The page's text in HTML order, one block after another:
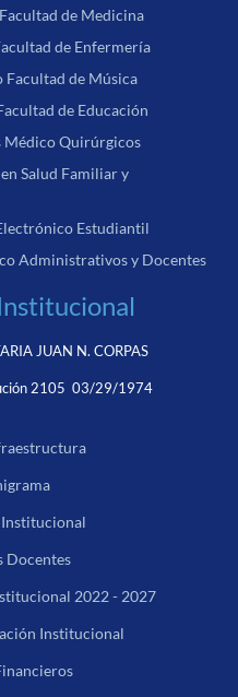
de Medicina
de Enfermería
Facultad de Música
de Educación
Médico Quirúrgicos
Salud Familiar y
Estudiantil
Administrativos y Docentes
JUAN N. CORPAS
2105 03/29/1974
Docentes
2022 - 2027
Institucional